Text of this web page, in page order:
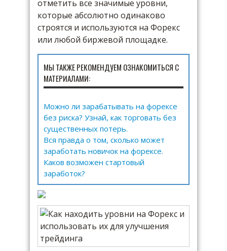
отметить все значимые уровни,
которые абсолютно одинаково
строятся и используются на Форекс
или любой биржевой площадке.
МЫ ТАКЖЕ РЕКОМЕНДУЕМ ОЗНАКОМИТЬСЯ С
МАТЕРИАЛАМИ:
Можно ли зарабатывать на форексе
без риска? Узнай, как торговать без
существенных потерь.
Вся правда о том, сколько может
заработать новичок на форексе.
Каков возможен стартовый
заработок?